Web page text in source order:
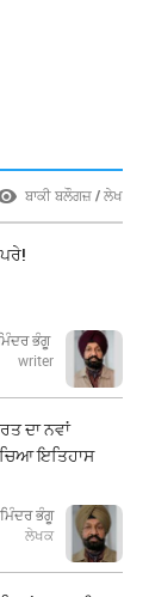
ਬਾਕੀ ਬਲੌਗਜ਼ / ਲੇਖ
ਭੰਗੂ
writer
ਦਾ ਨਵਾਂ
ਇਤਿਹਾਸ
ਭੰਗੂ
ਲੇਖਕ